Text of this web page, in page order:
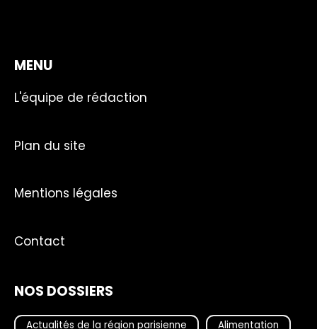
MENU
L'équipe de rédaction
Plan du site
Mentions légales
Contact
NOS DOSSIERS
Actualités de la région parisienne
Alimentation